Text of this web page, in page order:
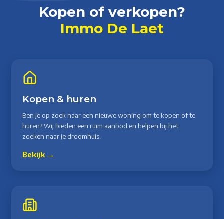
Kopen of verkopen?
Immo De Laet
Kopen & huren
Ben je op zoek naar een nieuwe woning om te kopen of te
huren? Wij bieden een ruim aanbod en helpen bij het
zoeken naar je droomhuis.
Bekijk →